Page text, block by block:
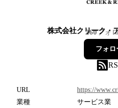
株式会社クリーク・
260フォ
フォロ
URL
https://
業種
サービス業